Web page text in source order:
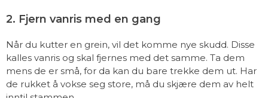
2. Fjern vanris med en gang
Når du kutter en grein, vil det komme nye skudd. Disse
kalles vanris og skal fjernes med det samme. Ta dem
mens de er små, for da kan du bare trekke dem ut. Har
de rukket å vokse seg store, må du skjære dem av helt